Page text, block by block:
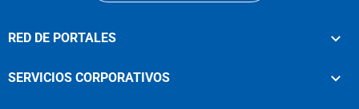
RED DE PORTALES
SERVICIOS CORPORATIVOS